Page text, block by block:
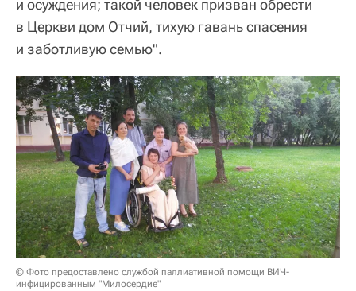
и осуждения; такой человек призван обрести
в Церкви дом Отчий, тихую гавань спасения
и заботливую семью".
© Фото предоставлено службой паллиативной помощи ВИЧ-
инфицированным "Милосердие"